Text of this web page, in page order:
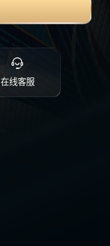
在线客服